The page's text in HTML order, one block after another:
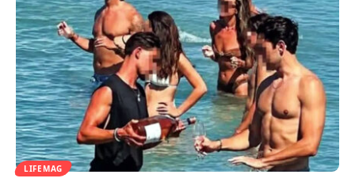
LIFEMAG